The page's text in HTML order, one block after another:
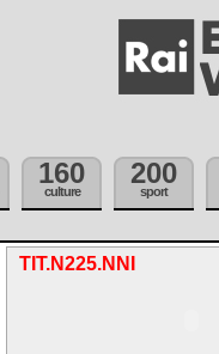
160
culture
200
sport
TIT.N225.NNI